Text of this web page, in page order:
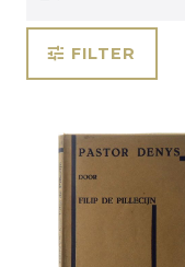
FILTER